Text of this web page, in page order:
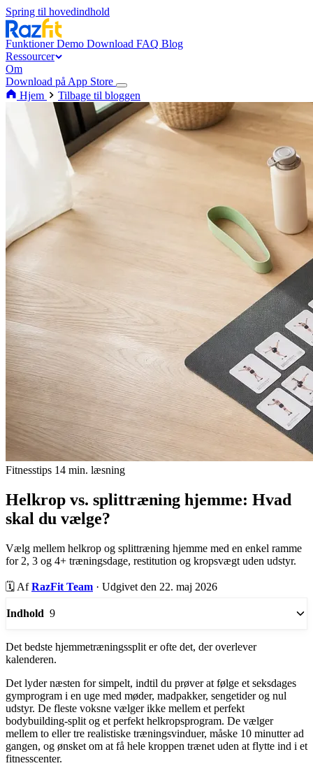
Spring til hovedindhold
FunktionerDemo Download FAQ Blog
Ressourcer
Om
Download på App Store
Hjem
Tilbage til bloggen
Fitnesstips 14 min. læsning
Helkrop vs. splittræning hjemme: Hvad
skal du vælge?
Vælg mellem helkrop og splittræning hjemme med en enkel ramme
for 2, 3 og 4+ træningsdage, restitution og kropsvægt uden udstyr.
🗓️ AfRazFit Team · Udgivet den 22. maj 2026
Indhold 9
Det bedste hjemmetræningssplit er ofte det, der overlever
kalenderen.
Det lyder næsten for simpelt, indtil du prøver at følge et seksdages
gymprogram i en uge med møder, madpakker, sengetider og nul
udstyr. De fleste voksne vælger ikke mellem et perfekt
bodybuilding-split og et perfekt helkropsprogram. De vælger
mellem to eller tre realistiske træningsvinduer, måske 10 minutter ad
gangen, og ønsket om at få hele kroppen trænet uden at flytte ind i et
fitnesscenter.